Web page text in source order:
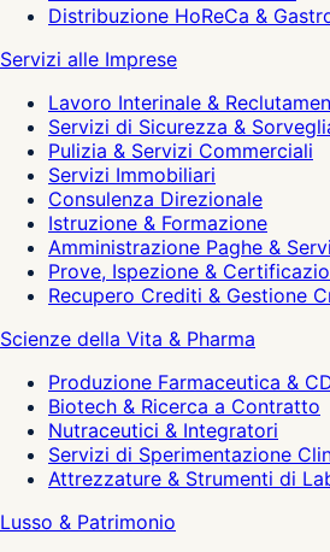
Distribuzione HoReCa &
Servizi alle Imprese
Lavoro Interinale &
Servizi di Sicurezza &
Pulizia & Servizi Commerciali
Servizi Immobiliari
Consulenza Direzionale
Istruzione & Formazione
Amministrazione Paghe &
Prove, Ispezione &
Recupero Crediti & Gestione
Scienze della Vita & Pharma
Produzione Farmaceutica &
Biotech & Ricerca a Contratto
Nutraceutici & Integratori
Servizi di Sperimentazione
Attrezzature & Strumenti di
Lusso & Patrimonio